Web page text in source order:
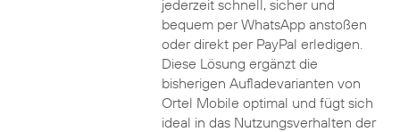
jederzeit schnell, sicher und
bequem per WhatsApp anstoßen
oder direkt per PayPal erledigen.
Diese Lösung ergänzt die
bisherigen Aufladevarianten von
Ortel Mobile optimal und fügt sich
ideal in das Nutzungsverhalten der